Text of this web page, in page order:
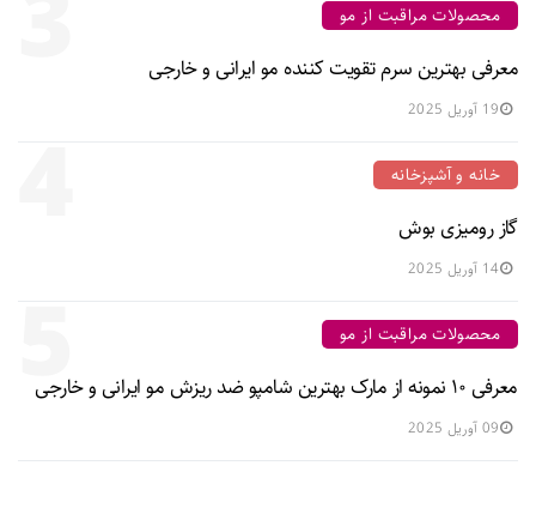
محصولات مراقبت از مو
معرفی بهترین سرم تقویت کننده مو ایرانی و خارجی
19 آوریل 2025
خانه و آشپزخانه
گاز رومیزی بوش
14 آوریل 2025
5 محصولات مراقبت از مو
معرفی ۱۰ نمونه از مارک بهترین شامپو ضد ریزش مو ایرانی و خارجی
09 آوریل 2025